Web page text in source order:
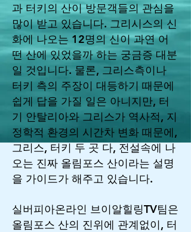
과 터키의 산이 방문객들의 관심을
많이 받고 있습니다. 그리시스의 신
화에 나오는 12명의 신이 과연 어
떤 산에 있었을까 하는 궁금증 대분
일 것입니다. 물론, 그리스측이나
터키 측의 주장이 대등하기 때문에
쉽게 답을 가질 일은 아니지만, 터
기 안탈리아와 그리스가 역사적, 지
정학적 환경의 시간차 변화 때문에,
그리스, 터키 두 곳 다, 전설속에 나
오는 진짜 올림포스 산이라는 설명
을 가이드가 해주고 있습니다.
실버피아온라인 브이알힐링TV팀은
올림포스 산의 진위에 관계없이, 터